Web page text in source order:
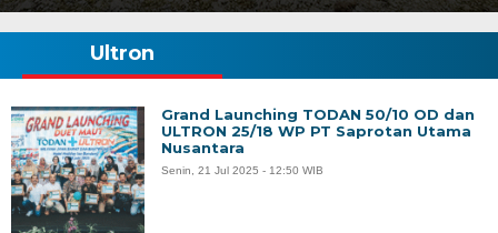
Ultron
Grand Launching TODAN 50/10 OD dan
ULTRON 25/18 WP PT Saprotan Utama
Nusantara
Senin, 21 Jul 2025 - 12:50 WIB